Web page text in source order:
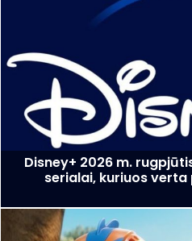
Disney+ 2026 m.
serialai, kuriuos